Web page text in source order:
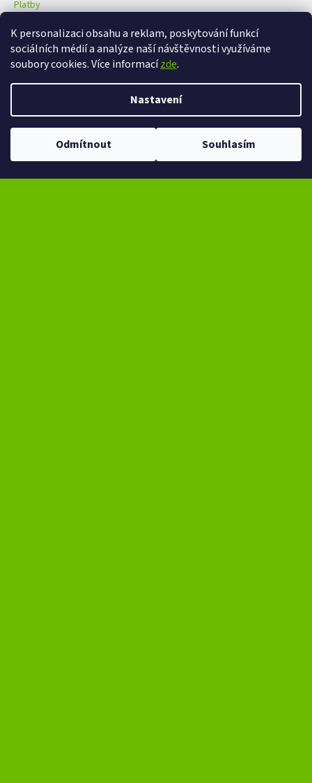
K personalizaci obsahu a reklam, poskytování funkcí
sociálních médií a analýze naší návštěvnosti využíváme
soubory cookies. Více informacízde.
Nastavení
Odmítnout Souhlasím
Platby
eXtrem-audio na facebooku eXtrem-audio na Instagramu
Copyright 2026eXtrem-audio.cz. Všechna práva vyhrazena.
Upravit nastavení cookies